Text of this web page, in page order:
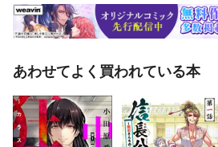
あわせてよく買われている本